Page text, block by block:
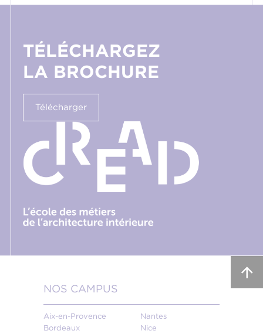
TÉLÉCHARGEZ
LA BROCHURE
Télécharger
NOS CAMPUS
Aix-en-Provence
Bordeaux
Nantes
Nice